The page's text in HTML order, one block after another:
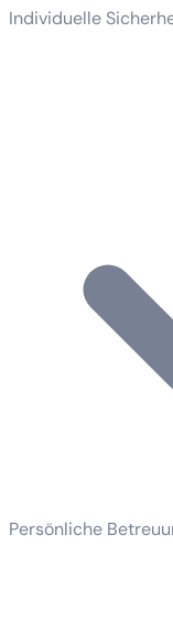
Individuelle
Persönliche